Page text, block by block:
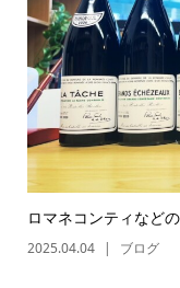
ロマネコンティなど
2025.04.04 ブログ